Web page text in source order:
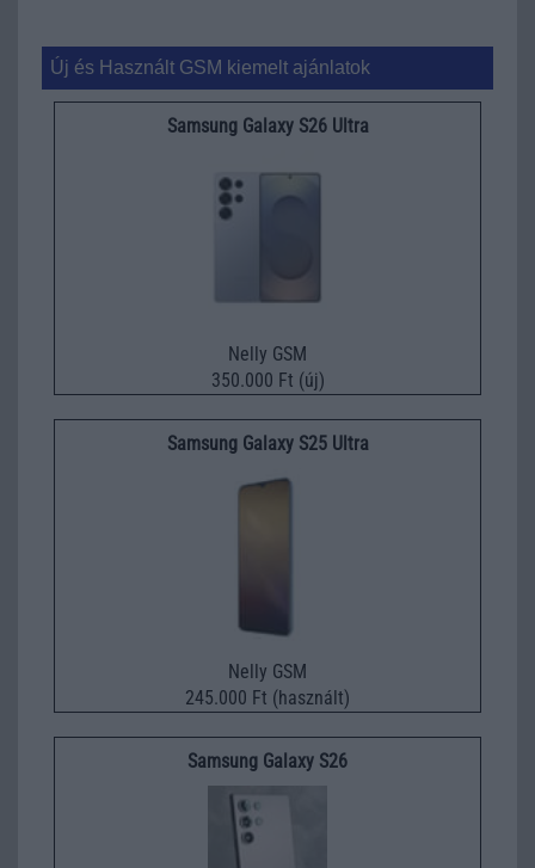
Új és Használt GSM kiemelt ajánlatok
Samsung Galaxy S26 Ultra
Nelly GSM
350.000 Ft (új)
Samsung Galaxy S25 Ultra
Nelly GSM
245.000 Ft (használt)
Samsung Galaxy S26